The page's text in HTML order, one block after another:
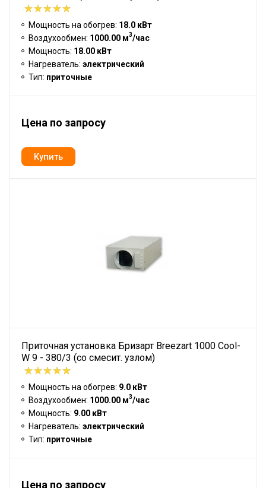
Мощность на обогрев: 18.0 кВт
Воздухообмен: 1000.00 м3/час
Мощность: 18.00 кВт
Нагреватель: электрический
Тип: приточные
Цена по запросу
Приточная установка Бризарт Breezart 1000 Cool-
W 9 - 380/3 (со смесит. узлом)
Мощность на обогрев: 9.0 кВт
Воздухообмен: 1000.00 м3/час
Мощность: 9.00 кВт
Нагреватель: электрический
Тип: приточные
Цена по запросу